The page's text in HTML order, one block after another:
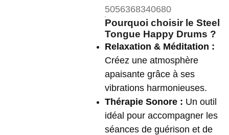
5056368340680
Pourquoi choisir le Steel
Tongue Happy Drums ?
Relaxation & Méditation :
Créez une atmosphère
apaisante grâce à ses
vibrations harmonieuses.
Thérapie Sonore : Un outil
idéal pour accompagner les
séances de guérison et de